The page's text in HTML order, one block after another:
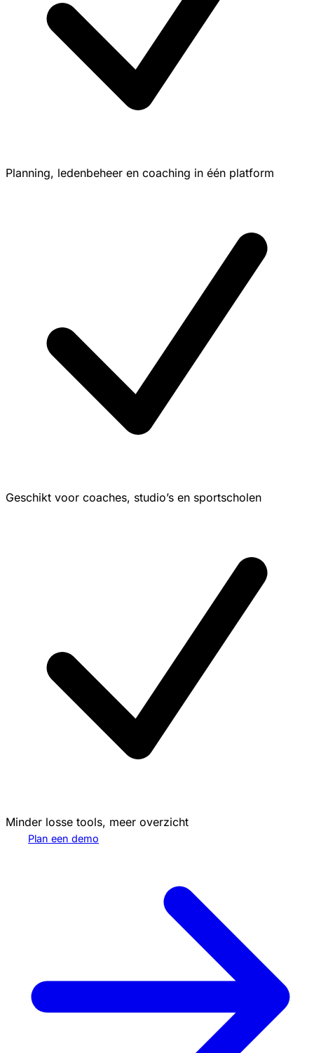
Planning, ledenbeheer en coaching in één platform
Geschikt voor coaches, studio’s en sportscholen
Minder losse tools, meer overzicht
Plan een demo